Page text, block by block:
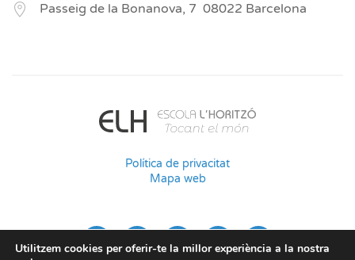
Passeig de la Bonanova, 7 08022 Barcelona
Política de privacitat
Mapa web
Utilitzem cookies per oferir-te la millor experiència a la nostra